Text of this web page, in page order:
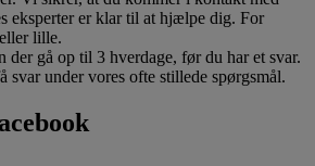
eksperter er klar til at hjælpe dig. For
lille.
der gå op til 3 hverdage, før du har et svar.
svar under vores ofte stillede spørgsmål.